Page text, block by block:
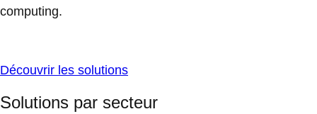
computing.
Découvrir les solutions
Solutions par secteur